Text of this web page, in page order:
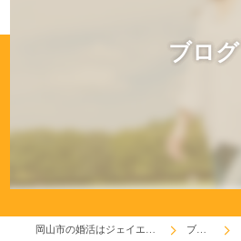
ブログ
ブログ